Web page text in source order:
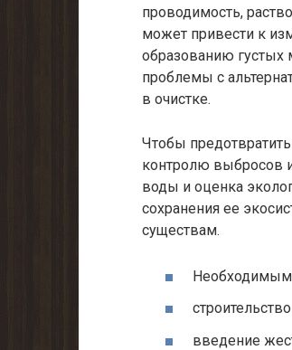
проводимость,
может привести к
образованию густых
проблемы с
в очистке.
Чтобы
контролю выбросов
воды и оценка
сохранения ее
существам.
введение